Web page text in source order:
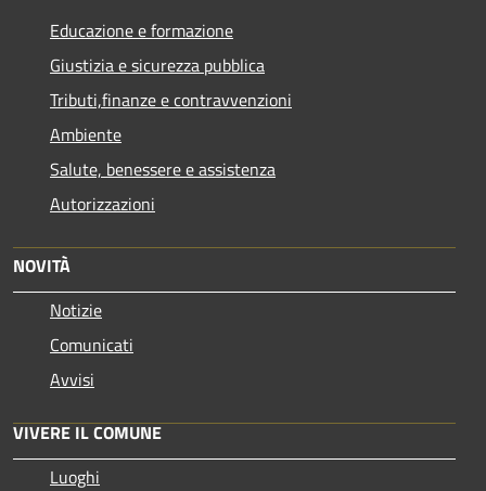
Educazione e formazione
Giustizia e sicurezza pubblica
Tributi,finanze e contravvenzioni
Ambiente
Salute, benessere e assistenza
Autorizzazioni
NOVITÀ
Notizie
Comunicati
Avvisi
VIVERE IL COMUNE
Luoghi